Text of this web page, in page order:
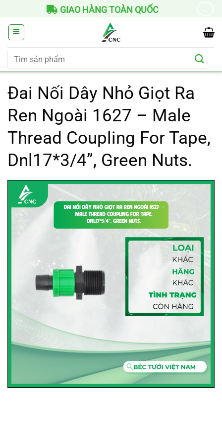
dung
BẢO HÀNH LÂU DÀI
Tìm
Đai Nối Dây Nhỏ Giọt Ra
Ren Ngoài 1627 – Male
Thread Coupling For Tape,
Dnl17*3/4”, Green Nuts.